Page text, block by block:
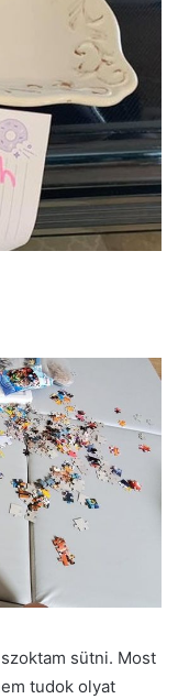
sütni. Most
tudok olyat